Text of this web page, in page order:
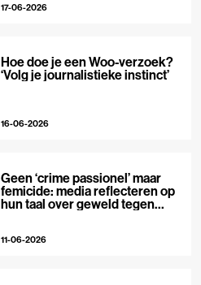
17-06-2026
Hoe doe je een Woo-verzoek?
‘Volg je journalistieke instinct’
16-06-2026
Geen ‘crime passionel’ maar
femicide: media reflecteren op
hun taal over geweld tegen
11-06-2026